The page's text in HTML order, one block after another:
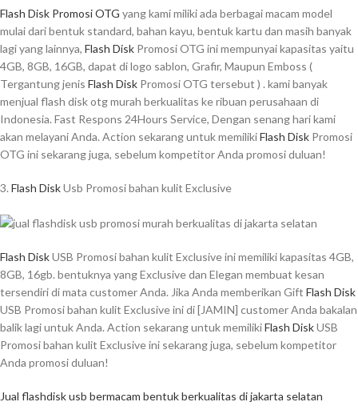
Flash Disk Promosi OTG yang kami miliki ada berbagai macam model
mulai dari bentuk standard, bahan kayu, bentuk kartu dan masih banyak
lagi yang lainnya, Flash Disk Promosi OTG ini mempunyai kapasitas yaitu
4GB, 8GB, 16GB, dapat di logo sablon, Grafir, Maupun Emboss (
Tergantung jenis Flash Disk Promosi OTG tersebut ) . kami banyak
menjual flash disk otg murah berkualitas ke ribuan perusahaan di
Indonesia. Fast Respons 24Hours Service, Dengan senang hari kami
akan melayani Anda. Action sekarang untuk memilikiFlash Disk Promosi
OTG ini sekarang juga, sebelum kompetitor Anda promosi duluan!
3. Flash DiskUsb Promosi bahan kulit Exclusive
Flash DiskUSB Promosi bahan kulit Exclusive ini memiliki kapasitas 4GB,
8GB, 16gb. bentuknya yang Exclusive dan Elegan membuat kesan
tersendiri di mata customer Anda. Jika Anda memberikan Gift Flash Disk
USB Promosi bahan kulit Exclusive ini di [JAMIN] customer Anda bakalan
balik lagi untuk Anda. Action sekarang untuk memilikiFlash DiskUSB
Promosi bahan kulit Exclusive ini sekarang juga, sebelum kompetitor
Anda promosi duluan!
Jual flashdisk usb bermacam bentuk berkualitas di jakarta selatan